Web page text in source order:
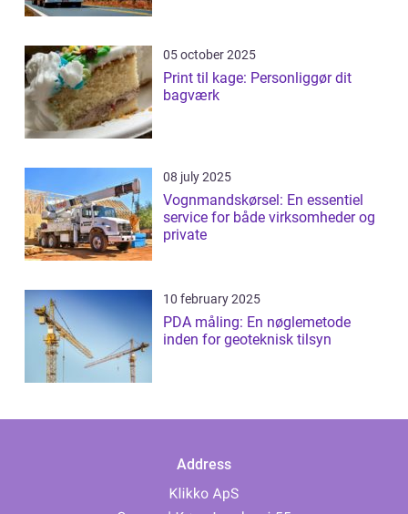
05 october 2025
Print til kage: Personliggør dit
bagværk
08 july 2025
Vognmandskørsel: En essentiel
service for både virksomheder og
private
10 february 2025
PDA måling: En nøglemetode
inden for geoteknisk tilsyn
Address